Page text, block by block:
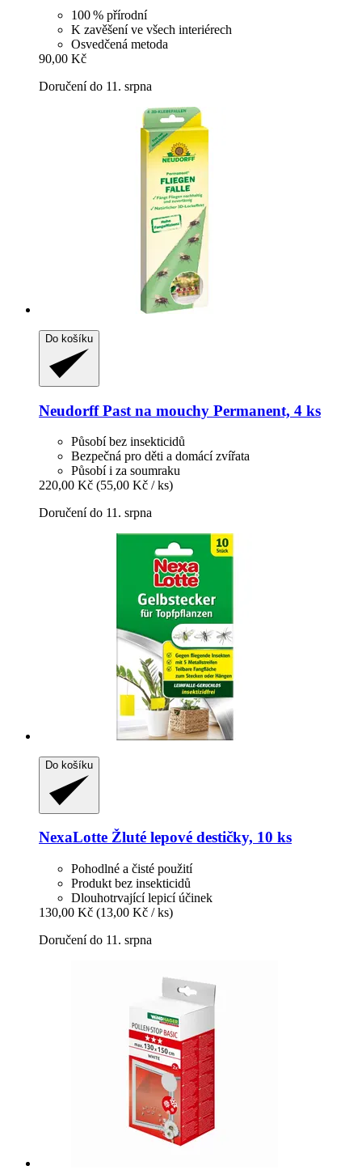
100 % přírodní
K zavěšení ve všech interiérech
Osvedčená metoda
90,00 Kč
Doručení do 11. srpna
Do košíku
NeudorffPast na mouchy Permanent, 4 ks
Působí bez insekticidů
Bezpečná pro děti a domácí zvířata
Působí i za soumraku
220,00 Kč (55,00 Kč / ks)
Doručení do 11. srpna
Do košíku
NexaLotte Žluté lepové destičky, 10 ks
Pohodlné a čisté použití
Produkt bez insekticidů
Dlouhotrvající lepicí účinek
130,00 Kč (13,00 Kč / ks)
Doručení do 11. srpna